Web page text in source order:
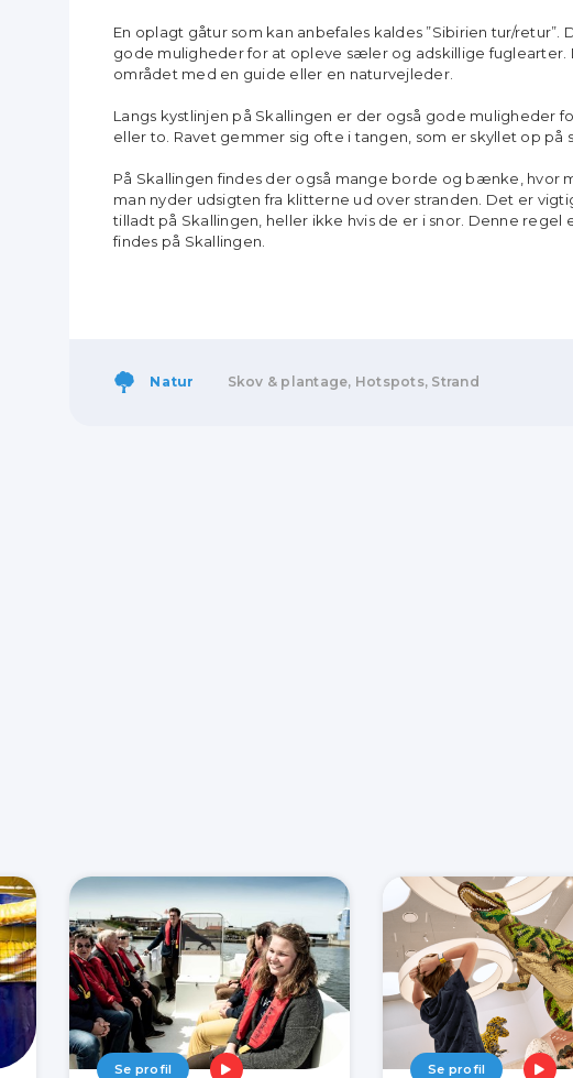
En oplagt gåtur som kan anbefales kaldes ”Sibirien tur/
gode muligheder for at opleve sæler og adskillige fuglearter.
området med en guide eller en naturvejleder.
Langs kystlinjen på Skallingen er der også gode muligheder
eller to. Ravet gemmer sig ofte i tangen, som er skyllet op på
På Skallingen findes der også mange borde og bænke, hvor
man nyder udsigten fra klitterne ud over stranden. Det er
tilladt på Skallingen, heller ikke hvis de er i snor. Denne
findes på Skallingen.
Natur Skov & plantage, Hotspots, Strand
Se profil Se profil